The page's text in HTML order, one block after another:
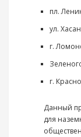
пл.
ул.
г.
г.
Данный
для